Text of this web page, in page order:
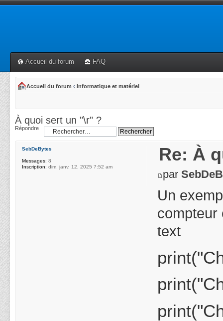
Accueil du forum FAQ
Accueil du forum ‹ Informatique et matériel
À quoi sert un "\r" ?
Répondre
Re: À
par
Un
compteur
text
SebDeBytes
Messages: 8
Inscription: dim. janv. 12, 2025 7:52 am